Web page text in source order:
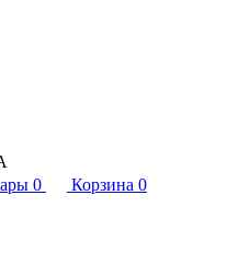
0 Корзина 0